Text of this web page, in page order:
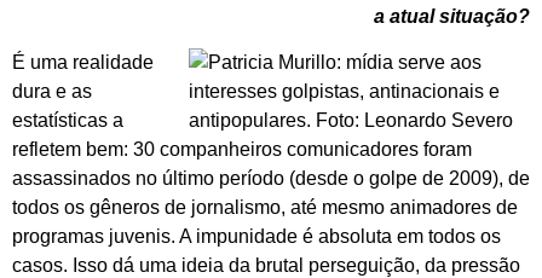
a atual situação?
É uma realidade
dura e as
estatísticas a
refletem bem: 30 companheiros comunicadores foram
assassinados no último período (desde o golpe de 2009), de
todos os gêneros de jornalismo, até mesmo animadores de
programas juvenis. A impunidade é absoluta em todos os
casos. Isso dá uma ideia da brutal perseguição, da pressão